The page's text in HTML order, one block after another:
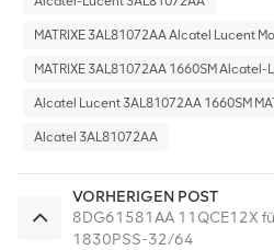
MATRIXE 3AL81072AA Alcatel Lucent
MATRIXE 3AL81072AA 1660SM Alcatel-
Alcatel Lucent 3AL81072AA 1660SM
Alcatel 3AL81072AA
VORHERIGEN POST
8DG61581AA 11QCE12X
1830PSS-32/64